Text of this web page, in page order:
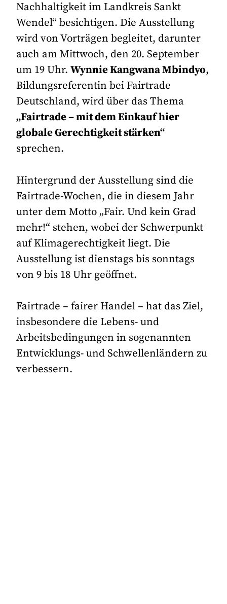
Nachhaltigkeit im Landkreis Sankt
Wendel“ besichtigen. Die Ausstellung
wird von Vorträgen begleitet, darunter
auch am Mittwoch, den 20. September
um 19 Uhr.Wynnie Kangwana Mbindyo,
Bildungsreferentin bei Fairtrade
Deutschland, wird über das Thema
„Fairtrade – mit dem Einkauf hier
globale Gerechtigkeit stärken“
sprechen.
Hintergrund der Ausstellung sind die
Fairtrade-Wochen, die in diesem Jahr
unter dem Motto „Fair. Und kein Grad
mehr!“ stehen, wobei der Schwerpunkt
auf Klimagerechtigkeit liegt. Die
Ausstellung ist dienstags bis sonntags
von 9 bis 18 Uhr geöffnet.
Fairtrade – fairer Handel – hat das Ziel,
insbesondere die Lebens- und
Arbeitsbedingungen in sogenannten
Entwicklungs- und Schwellenländern zu
verbessern.